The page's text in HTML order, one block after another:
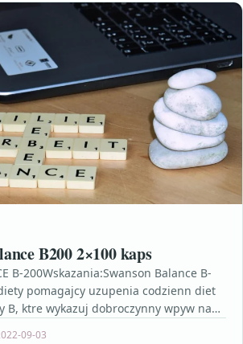
B200 2×100 kaps
B-200Wskazania:Swanson Balance B-
pomagajcy uzupenia codzienn diet
B, ktre wykazuj dobroczynny wpyw na
09-03